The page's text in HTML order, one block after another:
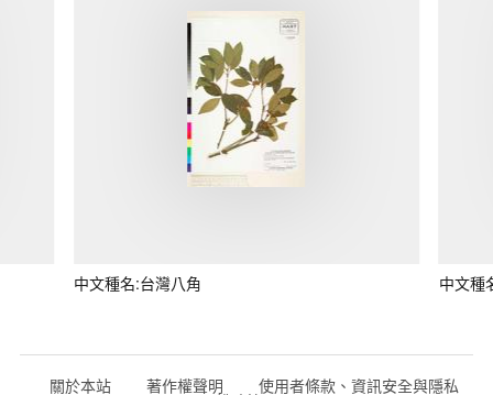
中文種名:台灣八角 中文種
關於本站 著作權聲明 使用者條款、資訊安全與隱私